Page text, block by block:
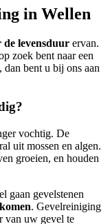
in Wellen
de levensduur ervan.
zoek bent naar een
bent u bij ons aan
vochtig. De
uit mossen en algen.
groeien, en houden
gaan gevelstenen
. Gevelreiniging
van uw gevel te